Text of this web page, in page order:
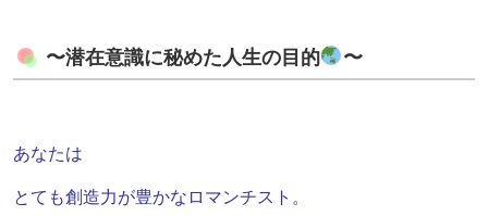
〜潜在意識に秘めた人生の目的 〜
あなたは
とても創造力が豊かなロマンチスト。